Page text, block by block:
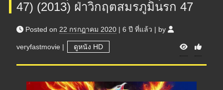
47) (2013) ฝ่าวิกฤตสมรภูมินรก 47
Posted on 22 กรกฎาคม 2020 | 6 ปี ที่แล้ว | by
veryfastmovie | ดูหนัง HD V
i
e